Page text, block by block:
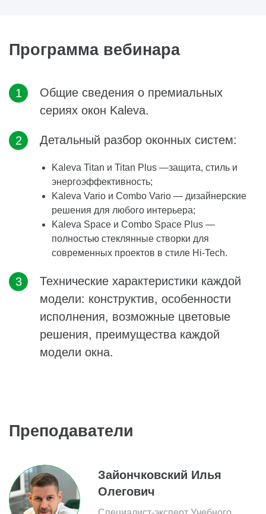
Программа вебинара
Общие сведения о премиальных
сериях окон Kaleva.
Детальный разбор оконных систем:
Kaleva Titan и Titan Plus —защита, стиль и
энергоэффективность;
Kaleva Vario и Combo Vario — дизайнерские
решения для любого интерьера;
Kaleva Space и Combo Space Plus —
полностью стеклянные створки для
современных проектов в стиле Hi-Tech.
Технические характеристики каждой
модели: конструктив, особенности
исполнения, возможные цветовые
решения, преимущества каждой
модели окна.
Преподаватели
Зайончковский Илья
Олегович